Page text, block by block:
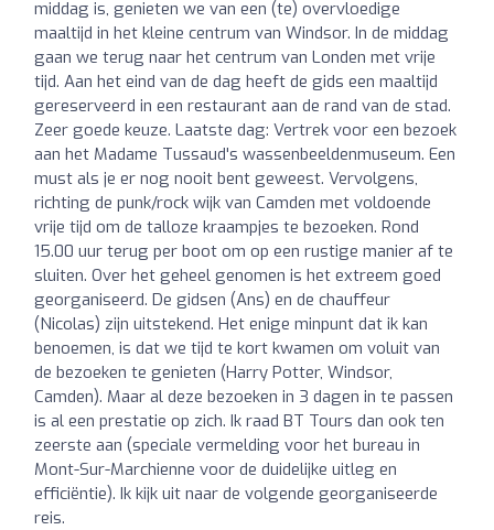
middag is, genieten we van een (te) overvloedige
maaltijd in het kleine centrum van Windsor. In de middag
gaan we terug naar het centrum van Londen met vrije
tijd. Aan het eind van de dag heeft de gids een maaltijd
gereserveerd in een restaurant aan de rand van de stad.
Zeer goede keuze. Laatste dag: Vertrek voor een bezoek
aan het Madame Tussaud's wassenbeeldenmuseum. Een
must als je er nog nooit bent geweest. Vervolgens,
richting de punk/rock wijk van Camden met voldoende
vrije tijd om de talloze kraampjes te bezoeken. Rond
15.00 uur terug per boot om op een rustige manier af te
sluiten. Over het geheel genomen is het extreem goed
georganiseerd. De gidsen (Ans) en de chauffeur
(Nicolas) zijn uitstekend. Het enige minpunt dat ik kan
benoemen, is dat we tijd te kort kwamen om voluit van
de bezoeken te genieten (Harry Potter, Windsor,
Camden). Maar al deze bezoeken in 3 dagen in te passen
is al een prestatie op zich. Ik raad BT Tours dan ook ten
zeerste aan (speciale vermelding voor het bureau in
Mont-Sur-Marchienne voor de duidelijke uitleg en
efficiëntie). Ik kijk uit naar de volgende georganiseerde
reis.